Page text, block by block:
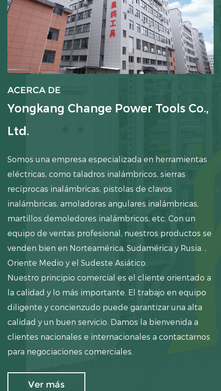
ACERCA DE
Yongkang Change Power Tools Co.,
Ltd.
Somos una empresa especializada en herramientas
eléctricas, como taladros inalámbricos, sierras
recíprocas inalámbricas, pistolas de clavos
inalámbricas, amoladoras angulares inalámbricas,
martillos demoledores inalámbricos, etc. Con un
equipo de ventas profesional, nuestros productos se
venden bien en Norteamérica, Sudamérica y Rusia. ,
Oriente Medio y el Sudeste Asiático.
Nuestro principio comercial es el cliente orientado a
la calidad y lo más importante. El trabajo en equipo
diligente y concienzudo puede garantizar una alta
calidad y un buen servicio. Damos la bienvenida a
clientes nacionales e internacionales a contactarnos
para negociaciones comerciales.
Ver más